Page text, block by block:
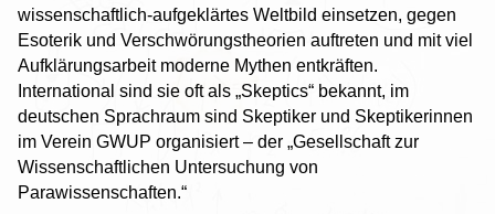
wissenschaftlich-aufgeklärtes Weltbild einsetzen, gegen
Esoterik und Verschwörungstheorien auftreten und mit viel
Aufklärungsarbeit moderne Mythen entkräften.
International sind sie oft als „Skeptics“ bekannt, im
deutschen Sprachraum sind Skeptiker und Skeptikerinnen
im Verein GWUP organisiert – der „Gesellschaft zur
Wissenschaftlichen Untersuchung von
Parawissenschaften.“